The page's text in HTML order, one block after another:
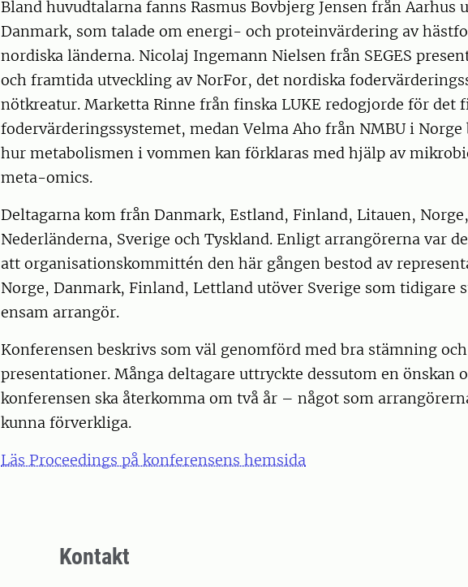
Bland huvudtalarna fanns Rasmus Bovbjerg Jensen från Aarhus
Danmark, som talade om energi- och proteinvärdering av
nordiska länderna. Nicolaj Ingemann Nielsen från SEGES
och framtida utveckling av NorFor, det nordiska
nötkreatur. Marketta Rinne från finska LUKE redogjorde för det
fodervärderingssystemet, medan Velma Aho från NMBU i Norge
hur metabolismen i vommen kan förklaras med hjälp av
meta-omics.
Deltagarna kom från Danmark, Estland, Finland, Litauen, Norge,
Nederländerna, Sverige och Tyskland. Enligt arrangörerna var
att organisationskommittén den här gången bestod av
Norge, Danmark, Finland, Lettland utöver Sverige som tidigare
ensam arrangör.
Konferensen beskrivs som väl genomförd med bra stämning
presentationer. Många deltagare uttryckte dessutom en önskan
konferensen ska återkomma om två år – något som
kunna förverkliga.
Läs Proceedings på konferensens hemsida
Kontakt